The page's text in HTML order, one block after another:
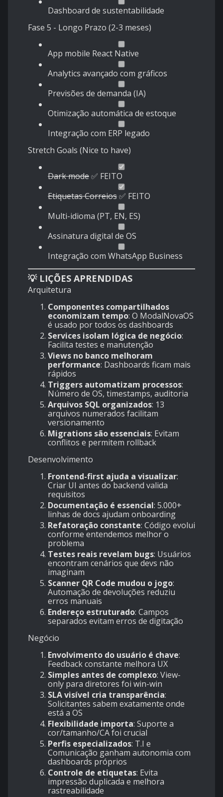
Dashboard de sustentabilidade
Fase 5 - Longo Prazo (2-3 meses)
App mobile React Native
Analytics avançado com gráficos
Previsões de demanda (IA)
Otimização automática de estoque
Integração com ERP legado
Stretch Goals (Nice to have)
Dark mode✅ FEITO
Etiquetas Correios✅ FEITO
Multi-idioma (PT, EN, ES)
Assinatura digital de OS
Integração com WhatsApp Business
💡 LIÇÕES APRENDIDAS
Arquitetura
Componentes compartilhados
economizam tempo: O ModalNovaOS
é usado por todos os dashboards
Services isolam lógica de negócio:
Facilita testes e manutenção
Views no banco melhoram
performance: Dashboards ficam mais
rápidos
Triggers automatizam processos:
Número de OS, timestamps, auditoria
Arquivos SQL organizados: 13
arquivos numerados facilitam
versionamento
Migrations são essenciais: Evitam
conflitos e permitem rollback
Desenvolvimento
Frontend-first ajuda a visualizar:
Criar UI antes do backend valida
requisitos
Documentação é essencial: 5.000+
linhas de docs ajudam onboarding
Refatoração constante: Código evolui
conforme entendemos melhor o
problema
Testes reais revelam bugs: Usuários
encontram cenários que devs não
imaginam
Scanner QR Code mudou o jogo:
Automação de devoluções reduziu
erros manuais
Endereço estruturado: Campos
separados evitam erros de digitação
Negócio
Envolvimento do usuário é chave:
Feedback constante melhora UX
Simples antes de complexo: View-
only para diretores foi win-win
SLA visível cria transparência:
Solicitantes sabem exatamente onde
está a OS
Flexibilidade importa: Suporte a
cor/tamanho/CA foi crucial
Perfis especializados: T.I e
Comunicação ganham autonomia com
dashboards próprios
Controle de etiquetas: Evita
impressão duplicada e melhora
rastreabilidade